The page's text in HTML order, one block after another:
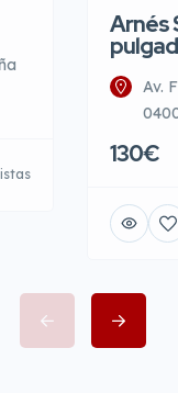
Arnés
Av.
130€